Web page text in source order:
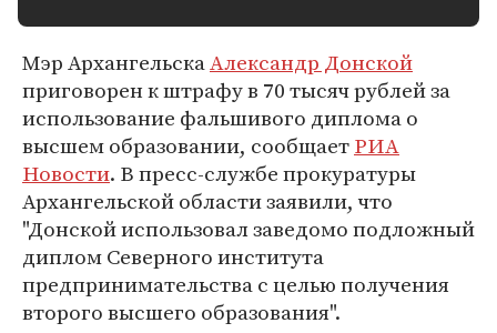
Мэр АрхангельскаАлександр Донской
приговорен к штрафу в 70 тысяч рублей за
использование фальшивого диплома о
высшем образовании, сообщаетРИА
Новости. В пресс-службе прокуратуры
Архангельской области заявили, что
"Донской использовал заведомо подложный
диплом Северного института
предпринимательства с целью получения
второго высшего образования".